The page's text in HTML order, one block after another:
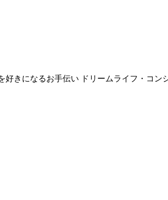
きになるお手伝い ドリームライフ・コン